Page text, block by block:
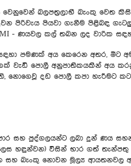
බලපත්‍රලාභී බැංකු වෙත
පිරිවැය පියවා ගැනීම පිළිබඳ
- ණයවල කල් තබන ලද වාරික
පමණක් අය කෙරෙන අතර, මීට
වැඩි පොලී අනුපාතිකයකින් අය
නොගෙවූ දඩ පොලී කපා හැරීමට
සහ පුද්ගලයන්ට ලබා දුන් ණය
හඳුන්වන) විසින් භාර ගත් තැන්පතු
බැංකු නොවන මූල්‍ය ආයතනවල